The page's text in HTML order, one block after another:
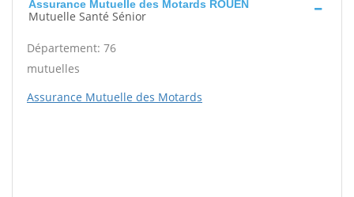
Assurance Mutuelle des Motards ROUEN
Mutuelle Santé Sénior
Département: 76
mutuelles
Assurance Mutuelle des Motards